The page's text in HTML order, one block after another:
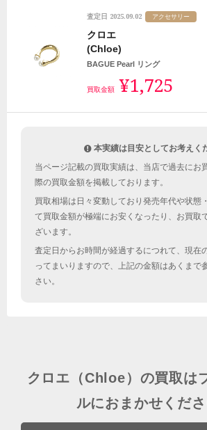
査定日 2025.09.02 アクセサリー
クロエ
(Chloe)
BAGUE Pearl リング
買取金額 ¥1,725
本実績は目安としてお考えく
当ページ記載の買取実績は、当店で過去にお
際の買取金額を掲載しております。
買取相場は日々変動しており発売年代や状態
て買取金額が極端にお安くなったり、お買取
ざいます。
査定日からお時間が経過するにつれて、現在
ってまいりますので、上記の金額はあくまで
さい。
クロエ（Chloe）の買取は
ルにおまかせくださ